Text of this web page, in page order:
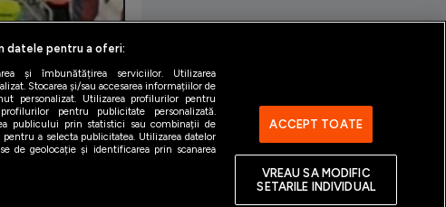
datele pentru a oferi:
și îmbunătățirea serviciilor. Utilizarea
Stocarea și/sau accesarea informațiilor de
personalizat. Utilizarea profilurilor pentru
pentru publicitate personalizată.
publicului prin statistici sau combinații de
a selecta publicitatea. Utilizarea datelor
de geolocație și identificarea prin scanarea
ACCEPT TOATE
VREAU SA MODIFIC
SETARILE INDIVIDUAL